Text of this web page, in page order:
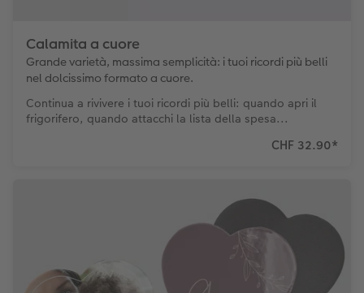
Calamita a cuore
Grande varietà, massima semplicità: i tuoi ricordi più belli
nel dolcissimo formato a cuore.
Continua a rivivere i tuoi ricordi più belli: quando apri il
frigorifero, quando attacchi la lista della spesa...
CHF 32.90*